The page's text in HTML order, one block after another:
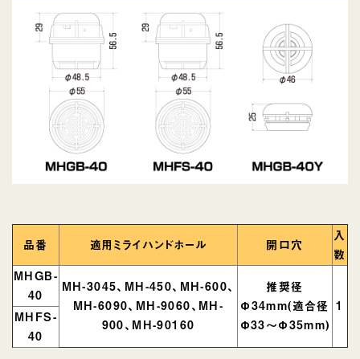
品番 適用ミライハンドホール 開口穴
入
数
MHGB-
40
MH-3045、MH-450、MH-600、
MH-6090、MH-9060、MH-
900、MH-90160
推奨径
Φ34mm(適合径
Φ33～Φ35mm)
1
MHFS-
40